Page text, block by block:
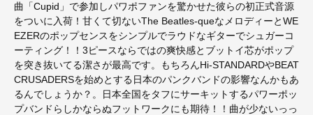
曲「Cupid」で参加しパワポファンを驚かせた彼らの初正式音源
をついに入荷！甘くて切ないThe Beatles-queなメロディーとWE
EZERのポップセンスをシンプルでラウドなギターでシュガーコ
ーティング！！3ピースならではの爽快感とブットイ芯がポップ
を突き抜いてる潔さが最高です。もちろんHi-STANDARDやBEAT
CRUSADERSを始めとする日本のパンクバンドの影響なんかもあ
るんでしょうか？。日本全国をタフにサーキットするパワーポッ
プバンドらしかならぬフットワークにも期待！！曲が少ないっっ